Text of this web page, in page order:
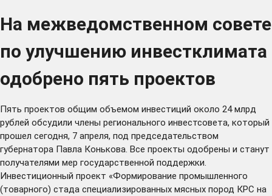
На межведомственном совете
по улучшению инвестклимата
одобрено пять проектов
Пять проектов общим объемом инвестиций около 24 млрд
рублей обсудили члены регионального инвестсовета, который
прошел сегодня, 7 апреля, под председательством
губернатора Павла Конькова. Все проекты одобрены и станут
получателями мер государственной поддержки.
Инвестиционный проект «Формирование промышленного
(товарного) стада специализированных мясных пород КРС на